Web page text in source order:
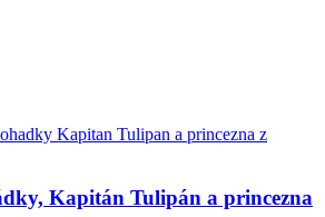
Kapitán Tulipán a princezna